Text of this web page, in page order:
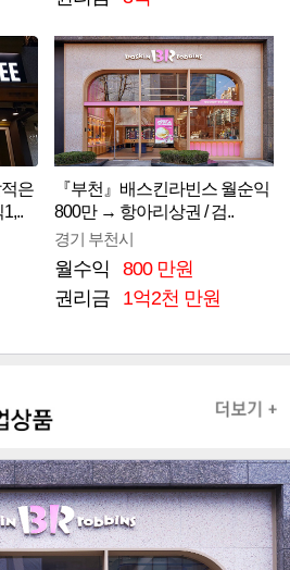
은
『부천』배스킨라빈스 월순익
800만 → 항아리상권 / 검..
경기 부천시
월수익
800 만원
권리금 1억2천 만원